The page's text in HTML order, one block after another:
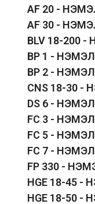
AF 20 -
AF 30 -
BLV 18-200
BP 1 -
BP 2 -
CNS 18-30 -
DS 6 -
FC 3 -
FC 5 -
FC 7 -
FP 330 -
HGE 18-45 -
HGE 18-50 -